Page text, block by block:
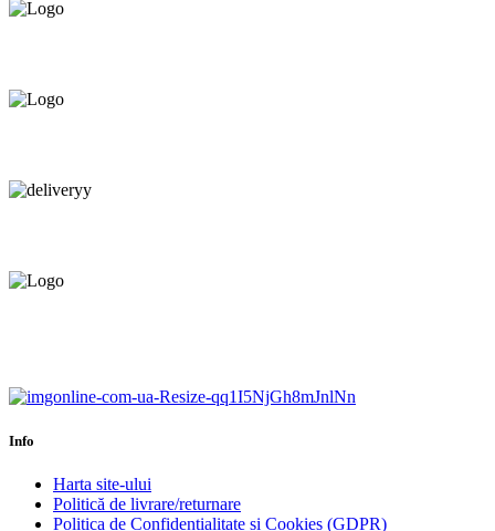
Info
Harta site-ului
Politică de livrare/returnare
Politica de Confidențialitate și Cookies (GDPR)